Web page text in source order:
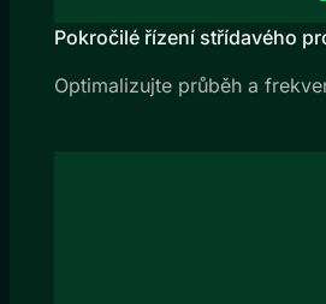
Pokročilé řízení střídavého
Optimalizujte průběh a